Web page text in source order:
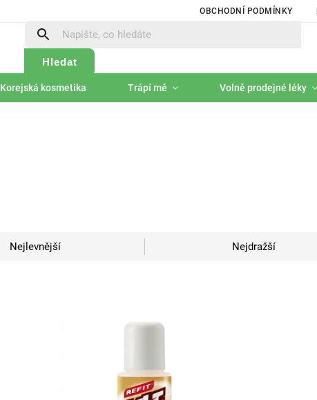
OBCHODNÍ PODMÍNKY
Hledat
Korejská kosmetika Trápí mě Volně prodejné léky
Nejlevnější Nejdražší